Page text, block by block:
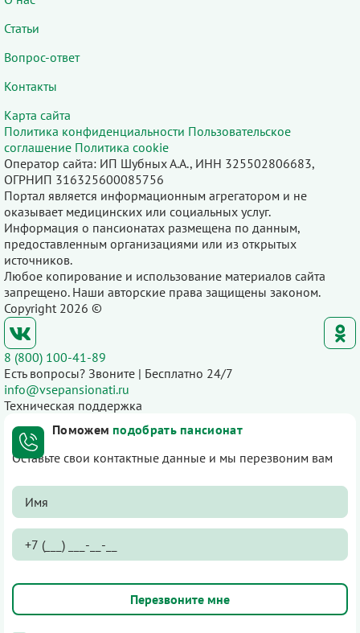
Статьи
Вопрос-ответ
Контакты
Карта сайта
Политика конфиденциальности Пользовательское
соглашение Политика cookie
Оператор сайта: ИП Шубных А.А., ИНН 325502806683,
ОГРНИП 316325600085756
Портал является информационным агрегатором и не
оказывает медицинских или социальных услуг.
Информация о пансионатах размещена по данным,
предоставленным организациями или из открытых
источников.
Любое копирование и использование материалов сайта
запрещено. Наши авторские права защищены законом.
Copyright 2026 ©
8 (800) 100-41-89
Есть вопросы? Звоните | Бесплатно 24/7
info@vsepansionati.ru
Техническая поддержка
Поможем подобрать пансионат
Оставьте свои контактные данные и мы перезвоним вам